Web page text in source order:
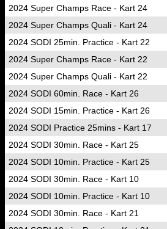
2024 Super Champs Race - Kart 24
2024 Super Champs Quali - Kart 24
2024 SODI 25min. Practice - Kart 22
2024 Super Champs Race - Kart 22
2024 Super Champs Quali - Kart 22
2024 SODI 60min. Race - Kart 26
2024 SODI 15min. Practice - Kart 26
2024 SODI Practice 25mins - Kart 17
2024 SODI 30min. Race - Kart 25
2024 SODI 10min. Practice - Kart 25
2024 SODI 30min. Race - Kart 10
2024 SODI 10min. Practice - Kart 10
2024 SODI 30min. Race - Kart 21